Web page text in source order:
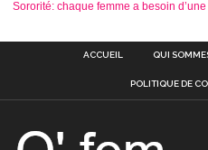
Sororité: chaque femme a besoin
ACCUEIL QUI
POLITIQUE DE